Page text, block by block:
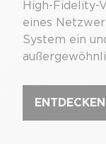
High-Fidelity-
eines
System ein